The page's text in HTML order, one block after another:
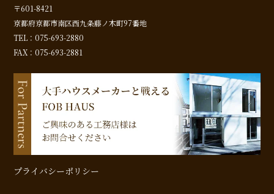
〒601-8421
京都府京都市南区西九条藤ノ木町97番地
TEL：075-693-2880
FAX：075-693-2881
プライバシーポリシー